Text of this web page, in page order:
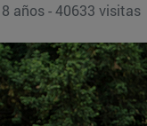
años - 40633 visitas